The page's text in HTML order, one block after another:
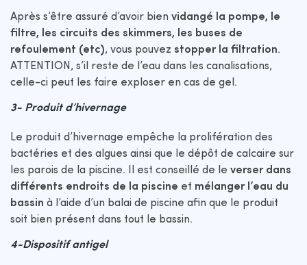
Après s’être assuré d’avoir bien vidangé la pompe, le
filtre, les circuits des skimmers, les buses de
refoulement (etc), vous pouvez stopper la filtration.
ATTENTION, s’il reste de l’eau dans les canalisations,
celle-ci peut les faire exploser en cas de gel.
3- Produit d’hivernage
Le produit d’hivernage empêche la prolifération des
bactéries et des algues ainsi que le dépôt de calcaire sur
les parois de la piscine. Il est conseillé de le verser dans
différents endroits de la piscine et mélanger l’eau du
bassin à l’aide d’un balai de piscine afin que le produit
soit bien présent dans tout le bassin.
4-Dispositif antigel